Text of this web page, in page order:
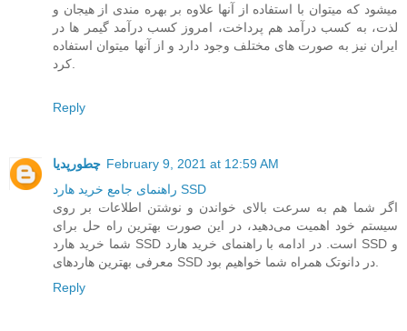
میشود که میتوان با استفاده از آنها علاوه بر بهره مندی از هیجان و
لذت، به کسب درآمد هم پرداخت، امروز کسب درآمد گیمر ها در
ایران نیز به صورت های مختلف وجود دارد و از آنها میتوان استفاده
Reply
چطورپدیا February 9, 2021 at 12:59 AM
راهنمای جامع خرید هارد SSD
اگر شما هم به سرعت بالای خواندن و نوشتن اطلاعات بر روی
سیستم خود اهمیت می‌دهید، در این صورت بهترین راه حل برای
شما خرید هارد SSD است. در ادامه با راهنمای خرید هارد SSD و
Reply